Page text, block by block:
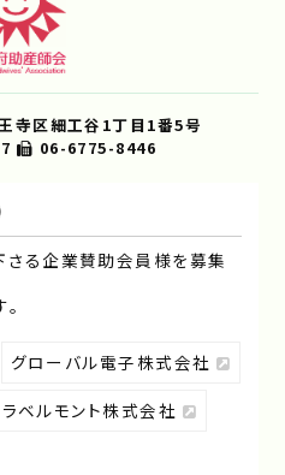
寺区細工谷1丁目1番5号
06-6775-8446
る企業賛助会員様を募集
｡
グローバル電子株式会社
ベルモント株式会社